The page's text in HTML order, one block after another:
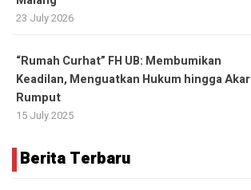
23 July 2026
“Rumah Curhat” FH UB: Membumikan
Keadilan, Menguatkan Hukum hingga Akar
Rumput
15 July 2025
Berita Terbaru